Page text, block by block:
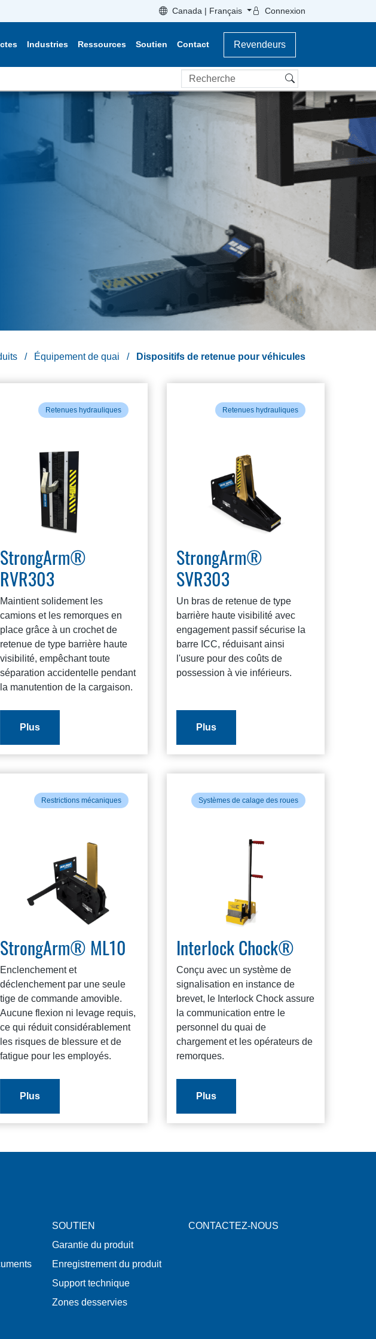
Canada | Français Connexion
Industries Ressources Soutien Contact Revendeurs
Recherche
Équipement de quai Dispositifs de retenue pour véhicules
Retenues hydrauliques
StrongArm®
RVR303
Maintient solidement les
camions et les remorques en
place grâce à un crochet de
retenue de type barrière haute
visibilité, empêchant toute
séparation accidentelle pendant
la manutention de la cargaison.
Plus
Retenues hydrauliques
StrongArm®
SVR303
Un bras de retenue de type
barrière haute visibilité avec
engagement passif sécurise la
barre ICC, réduisant ainsi
l'usure pour des coûts de
possession à vie inférieurs.
Plus
Restrictions mécaniques
StrongArm® ML10
Enclenchement et
déclenchement par une seule
tige de commande amovible.
Aucune flexion ni levage requis,
ce qui réduit considérablement
les risques de blessure et de
fatigue pour les employés.
Plus
Systèmes de calage des roues
Interlock Chock®
Conçu avec un système de
signalisation en instance de
brevet, le Interlock Chock assure
la communication entre le
personnel du quai de
chargement et les opérateurs de
remorques.
Plus
SOUTIEN
Garantie du produit
Enregistrement du produit
Support technique
Zones desservies
CONTACTEZ-NOUS